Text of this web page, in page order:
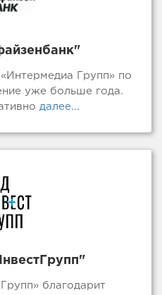
Групп» по
уже больше года.
далее...
благодарит